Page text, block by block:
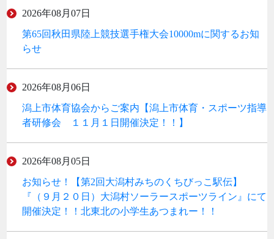
2026年08月07日
第65回秋田県陸上競技選手権大会10000mに関するお知
らせ
2026年08月06日
潟上市体育協会からご案内【潟上市体育・スポーツ指導
者研修会 １１月１日開催決定！！】
2026年08月05日
お知らせ！【第2回大潟村みちのくちびっこ駅伝】
『（９月２０日）大潟村ソーラースポーツライン』にて
開催決定！！北東北の小学生あつまれー！！